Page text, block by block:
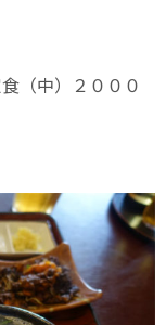
（中）２０００